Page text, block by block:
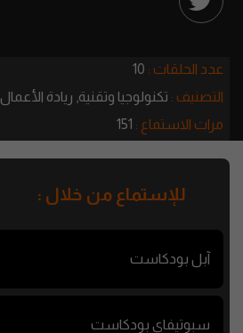
عدد الحلقات : 10
التصنيف : تكنولوجيا وتقنية, ريادة الأعمال,
مرات الاستماع : 151
للإستماع من خلال :
آبل بودكاست
سبوتيفاي بودكاست